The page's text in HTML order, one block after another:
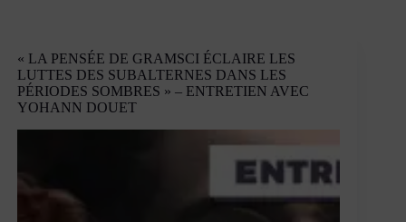
« LA PENSÉE DE GRAMSCI ÉCLAIRE LES
LUTTES DES SUBALTERNES DANS LES
PÉRIODES SOMBRES » – ENTRETIEN AVEC
YOHANN DOUET